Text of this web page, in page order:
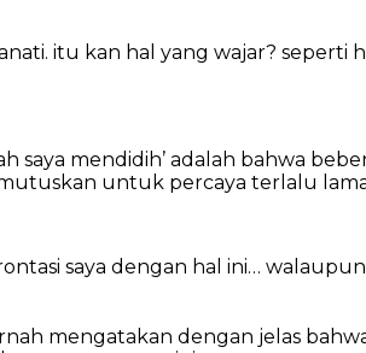
itu kan hal yang wajar?
saya mendidih’ adalah bahwa
untuk percaya terlalu
saya dengan hal ini…
mengatakan dengan jelas